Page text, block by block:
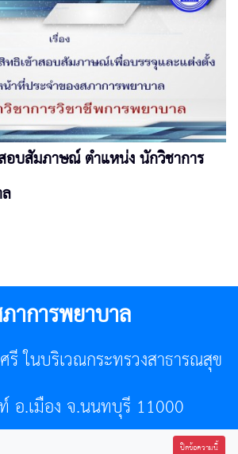
อบสัมภาษณ์ ตำแหน่ง นักวิชาการ
าการพยาบาล
ในบริเวณกระทรวงสาธารณสุข
อ.เมือง จ.นนทบุรี 11000
ปิดข้อความนี้